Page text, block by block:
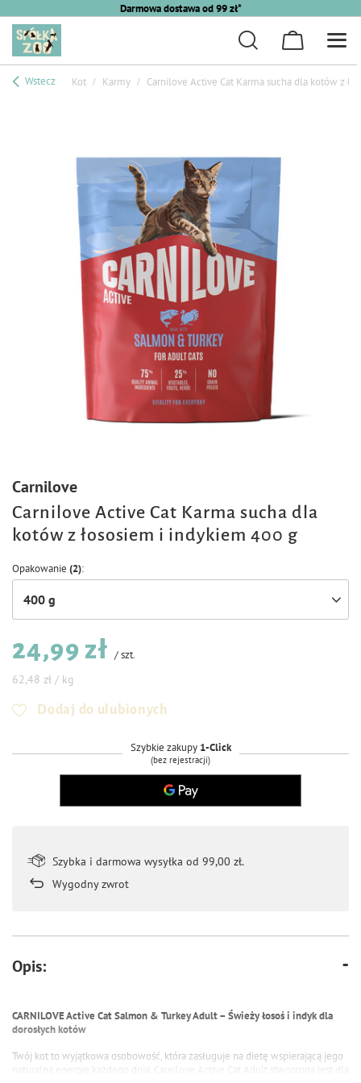
Darmowa dostawa od 99 zł*
Wstecz Kot Karmy Carnilove Active Cat Karma sucha dla kotów z
Carnilove
Carnilove Active Cat Karma sucha dla
kotów z łososiem i indykiem 400 g
Opakowanie (2)
400 g
24,99 zł /szt.
62,48 zł / kg
Dodaj do ulubionych
Szybkie zakupy 1-Click
(bez rejestracji)
Szybka i darmowa wysyłka od 99,00 zł.
Wygodny zwrot
Opis:
CARNILOVE Active Cat Salmon & Turkey Adult – Świeży łosoś i indyk dla
dorosłych kotów
Twój kot to wyjątkowa osobowość, która zasługuje na dietę wspierającą jego
naturalną energię każdego dnia. Carnilove Active Cat Adult stworzona jest dla